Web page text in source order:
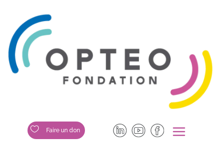
 Faire un don a